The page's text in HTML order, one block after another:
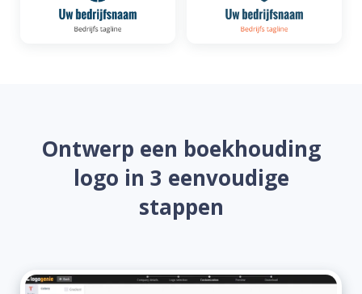
Ontwerp een boekhouding
logo in 3 eenvoudige
stappen